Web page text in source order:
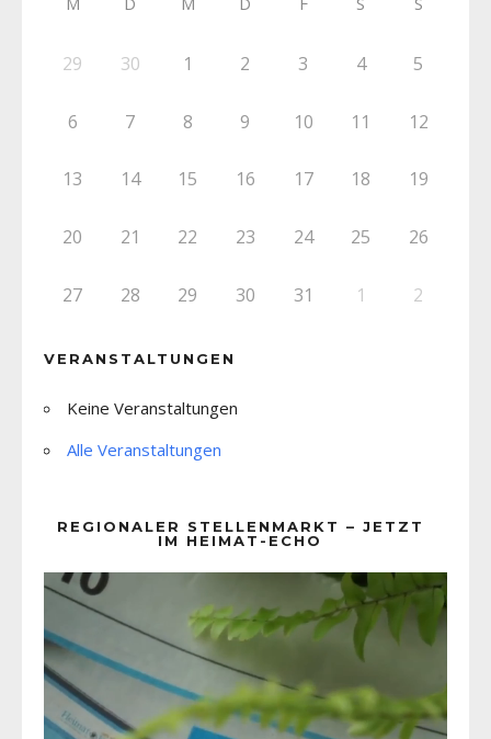
29 30 1 2 3 4 5
6 7 8 9 10 11 12
13 14 15 16 17 18 19
20 21 22 23 24 25 26
27 28 29 30 31 1 2
VERANSTALTUNGEN
Keine Veranstaltungen
Alle Veranstaltungen
REGIONALER STELLENMARKT – JETZT
IM HEIMAT-ECHO
Player